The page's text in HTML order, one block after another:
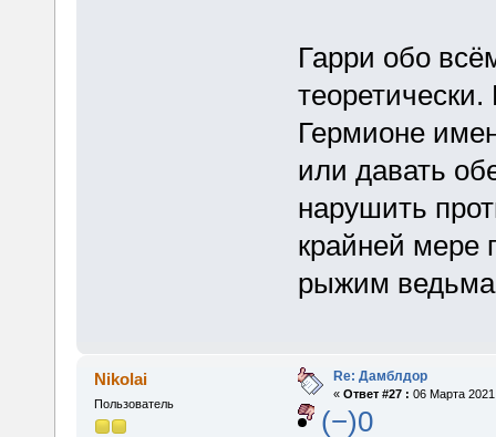
Гарри обо
Гермионе
или давать
нарушить
крайней мере
рыжим
Nikolai
Пользователь
Re: Дамблдор
« Ответ #27 : 06 Марта
(−)0